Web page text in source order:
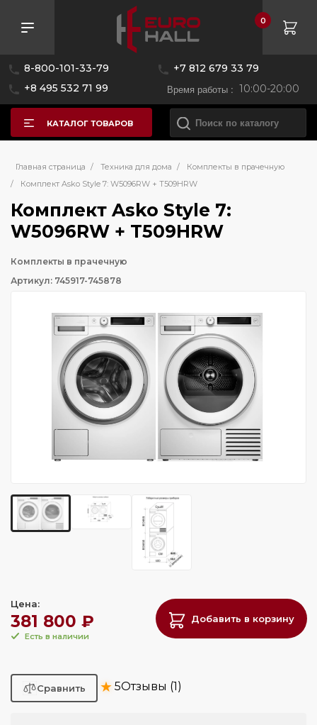
8-800-101-33-79
+7 812 679 33 79
+8 495 532 71 99
Время работы : 10:00-20:00
0
КАТАЛОГ ТОВАРОВ
Главная страница / Техника для дома /
Комплекты в прачечную
/
Комплект Asko Style 7: W5096RW + T509HRW
Комплект Asko Style 7:
W5096RW + T509HRW
Комплекты в прачечную
Артикул: 745917-745878
Цена:
381 800 ₽
Есть в наличии
Добавить в корзину
★ 5Отзывы (1)